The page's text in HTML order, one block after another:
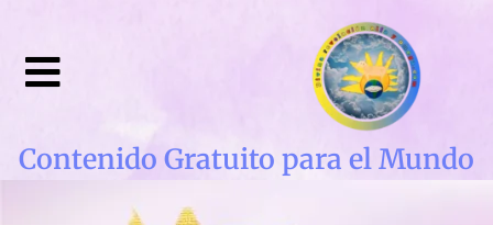
Contenido Gratuito para el Mundo